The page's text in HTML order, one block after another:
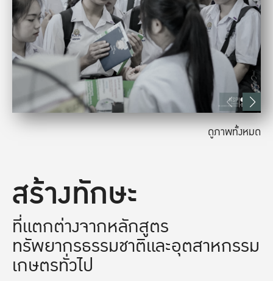
สร้างทักษะ
ที่แตกต่างจากหลักสูตร
ทรัพยากรธรรมชาติและอุตสาหกรรม
เกษตรทั่วไป
ดูภาพทั้งหมด